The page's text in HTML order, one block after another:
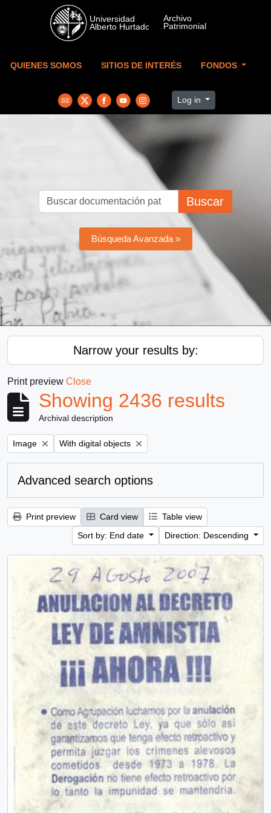
Skip to main content
QUIENES SOMOS SITIOS DE INTERÉS FONDOS
Log in
Buscar
Búsqueda Avanzada »
Narrow your results by:
Print preview Close
Showing 2436 results
Archival description
Remove filter:
Image Remove filter:
With digital objects
Advanced search options
Print preview Card view
Table view
Sort by: End date
Direction: Descending